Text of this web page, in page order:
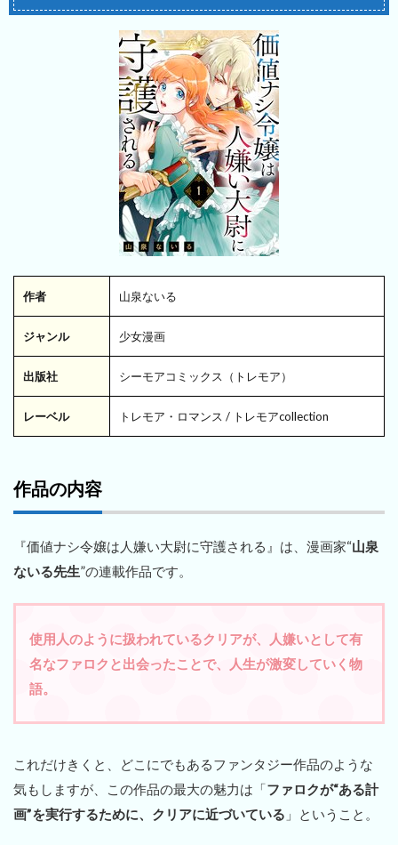
作者 山泉ないる
ジャンル 少女漫画
出版社 シーモアコミックス（トレモア）
レーベル トレモア・ロマンス / トレモアcollection
作品の内容
『価値ナシ令嬢は人嫌い大尉に守護される』は、漫画家“山泉
ないる先生”の連載作品です。
使用人のように扱われているクリアが、人嫌いとして有
名なファロクと出会ったことで、人生が激変していく物
語。
これだけきくと、どこにでもあるファンタジー作品のような
気もしますが、この作品の最大の魅力は「ファロクが“ある計
画”を実行するために、クリアに近づいている 」ということ。